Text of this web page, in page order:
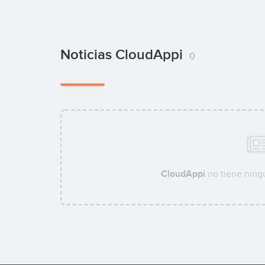
Noticias CloudAppi 0
CloudAppi no tiene